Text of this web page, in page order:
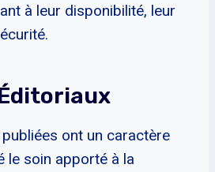
à leur disponibilité, leur
ont un caractère
le soin apporté à la